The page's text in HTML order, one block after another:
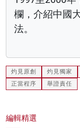
欄，介紹中國
法。
灼見原創 灼見獨家
正當程序
舉證責任
編輯精選